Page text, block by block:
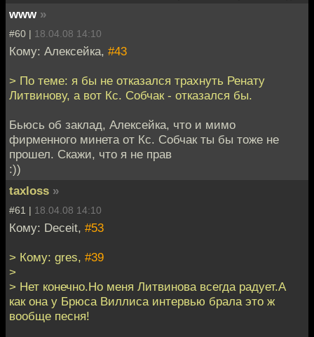
www »
#60 | 18.04.08 14:10
Кому: Алексейка, #43
> По теме: я бы не отказался трахнуть Ренату
Литвинову, а вот Кс. Собчак - отказался бы.
Бьюсь об заклад, Алексейка, что и мимо
фирменного минета от Кс. Собчак ты бы тоже не
прошел. Скажи, что я не прав
:))
taxloss »
#61 | 18.04.08 14:10
Кому: Deceit, #53
> Кому: gres, #39
>
> Нет конечно.Но меня Литвинова всегда радует.А
как она у Брюса Виллиса интервью брала это ж
вообще песня!